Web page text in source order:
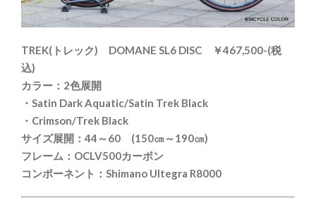
TREK(トレック) DOMANE SL6 DISC ￥467,500-(税
込)
カラー：2色展開
・Satin Dark Aquatic/Satin Trek Black
・Crimson/Trek Black
サイズ展開：44～60 (150㎝～190㎝)
フレーム：OCLV500カーボン
コンポーネント：Shimano Ultegra R8000